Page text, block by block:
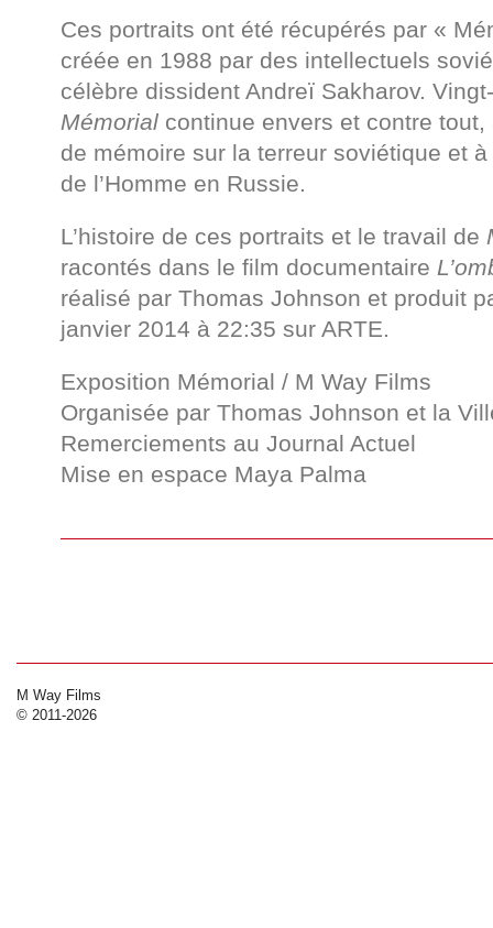
Ces portraits ont été récupérés par «
créée en 1988 par des intellectuels
célèbre dissident Andreï Sakharov.
Mémorial continue envers et contre
de mémoire sur la terreur soviétique et
de l’Homme en Russie.
L’histoire de ces portraits et le travail de
racontés dans le film documentaire
réalisé par Thomas Johnson et produit
janvier 2014 à 22:35 sur ARTE.
Exposition Mémorial / M Way Films
Organisée par Thomas Johnson et la
Remerciements au Journal Actuel
Mise en espace Maya Palma
M Way Films
© 2011-2026